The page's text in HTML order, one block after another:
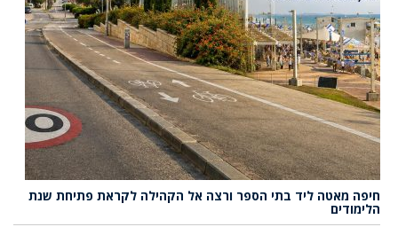
חיפה מאטה ליד בתי הספר ורצה אל הקהילה לקראת פתיחת שנת
הלימודים